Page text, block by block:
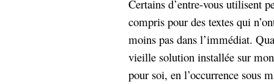
Certains d’entre-vous utilisent
compris pour des textes qui
moins pas dans l’immédiat.
vieille solution installée sur
pour soi, en l’occurrence sous